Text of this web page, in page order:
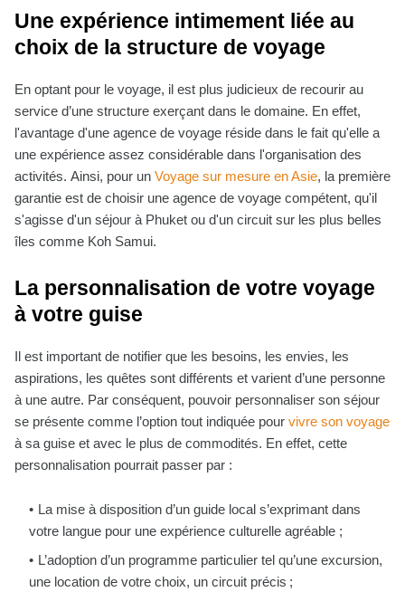
Une expérience intimement liée au
choix de la structure de voyage
En optant pour le voyage, il est plus judicieux de recourir au
service d’une structure exerçant dans le domaine. En effet,
l'avantage d'une agence de voyage réside dans le fait qu'elle a
une expérience assez considérable dans l'organisation des
activités. Ainsi, pour un Voyage sur mesure en Asie, la première
garantie est de choisir une agence de voyage compétent, qu'il
s'agisse d'un séjour à Phuket ou d'un circuit sur les plus belles
îles comme Koh Samui.
La personnalisation de votre voyage
à votre guise
Il est important de notifier que les besoins, les envies, les
aspirations, les quêtes sont différents et varient d’une personne
à une autre. Par conséquent, pouvoir personnaliser son séjour
se présente comme l’option tout indiquée pour vivre son voyage
à sa guise et avec le plus de commodités. En effet, cette
personnalisation pourrait passer par :
La mise à disposition d’un guide local s’exprimant dans
votre langue pour une expérience culturelle agréable ;
L’adoption d’un programme particulier tel qu’une excursion,
une location de votre choix, un circuit précis ;